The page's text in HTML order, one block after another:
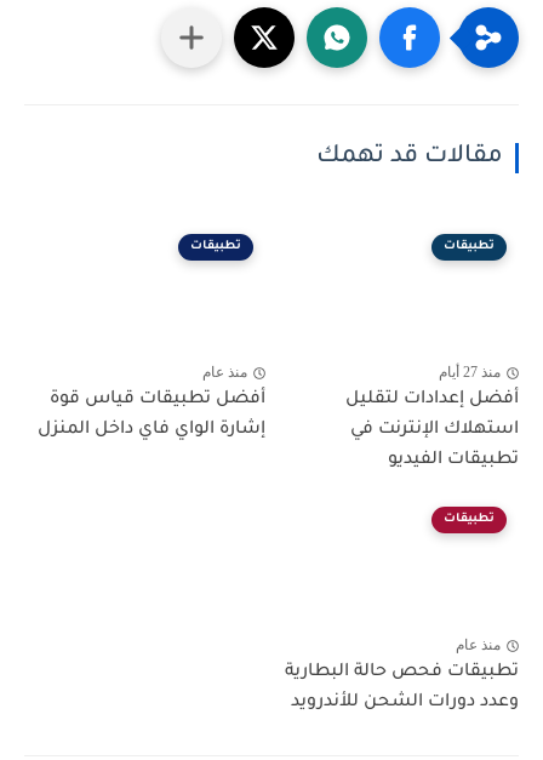
مقالات قد تهمك
تطبيقات
منذ 27 أيام
أفضل إعدادات لتقليل
استهلاك الإنترنت في
تطبيقات الفيديو
تطبيقات
منذ عام
أفضل تطبيقات قياس قوة
إشارة الواي فاي داخل المنزل
تطبيقات
منذ عام
تطبيقات فحص حالة البطارية
وعدد دورات الشحن للأندرويد